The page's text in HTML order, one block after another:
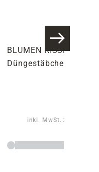
BLUMEN RISSE
Düngestäbchen, 20
inkl. MwSt.zzgl.